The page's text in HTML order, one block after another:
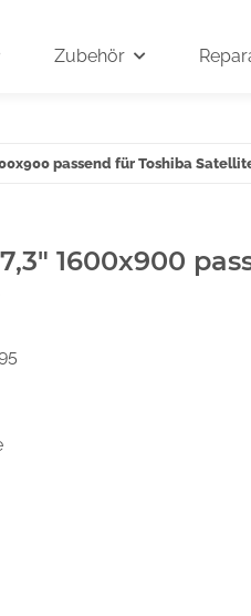
Zubehör
passend für Toshiba
1600x900